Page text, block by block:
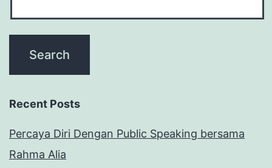
Recent Posts
Percaya Diri Dengan Public Speaking bersama
Rahma Alia